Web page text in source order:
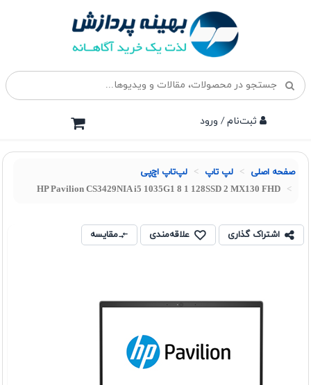
ثبت‌نام / ورود
صفحه اصلی لپ تاپ لپ‌تاپ اچ‌پی
HP Pavilion CS3429NIA i5 1035G1 8 1 128SSD 2 MX130 FHD
اشتراک گذاری علاقه‌مندی مقایسه